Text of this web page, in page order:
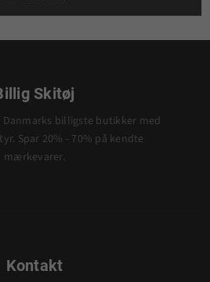
Skitøj
Danmarks billigste butikker med
Spar 20% - 70% på kendte
mærkevarer.
Kontakt